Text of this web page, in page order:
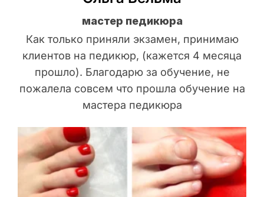
мастер педикюра
Как только приняли экзамен, принимаю
клиентов на педикюр, (кажется 4 месяца
прошло). Благодарю за обучение, не
пожалела совсем что прошла обучение на
мастера педикюра